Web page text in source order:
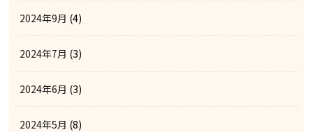
2024年9月 (4)
2024年7月 (3)
2024年6月 (3)
2024年5月 (8)